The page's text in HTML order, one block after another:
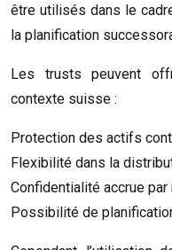
être utilisés dans le
la planification
Les trusts peuvent
contexte suisse :
Protection des actifs
Flexibilité dans la
Confidentialité accrue par
Possibilité de